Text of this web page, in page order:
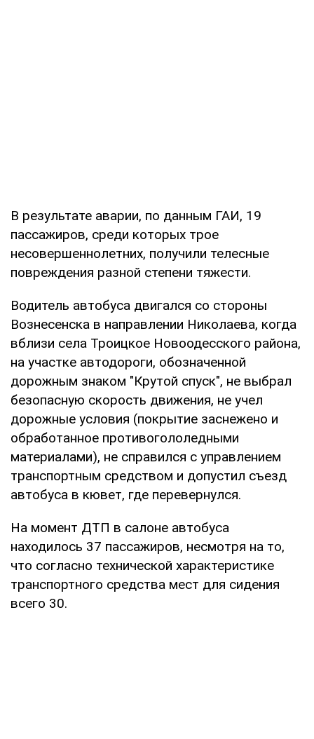
В результате аварии, по данным ГАИ, 19
пассажиров, среди которых трое
несовершеннолетних, получили телесные
повреждения разной степени тяжести.
Водитель автобуса двигался со стороны
Вознесенска в направлении Николаева, когда
вблизи села Троицкое Новоодесского района,
на участке автодороги, обозначенной
дорожным знаком "Крутой спуск", не выбрал
безопасную скорость движения, не учел
дорожные условия (покрытие заснежено и
обработанное противогололедными
материалами), не справился с управлением
транспортным средством и допустил съезд
автобуса в кювет, где перевернулся.
На момент ДТП в салоне автобуса
находилось 37 пассажиров, несмотря на то,
что согласно технической характеристике
транспортного средства мест для сидения
всего 30.